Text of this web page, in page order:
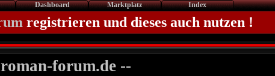
Dashboard Marktplatz Index
registrieren und dieses auch nutzen !
forum.de --